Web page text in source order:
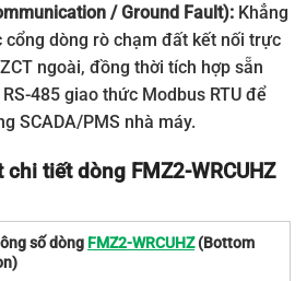
/ Ground Fault):Khẳng
cổng dòng rò chạm đất kết nối trực
ngoài, đồng thời tích hợp sẵn
485 giao thức Modbus RTU để
SCADA/PMS nhà máy.
tiết dòng FMZ2-WRCUHZ
số dòng FMZ2-WRCUHZ(Bottom